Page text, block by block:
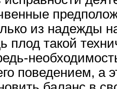
из надежды
плод такой
поведением, а